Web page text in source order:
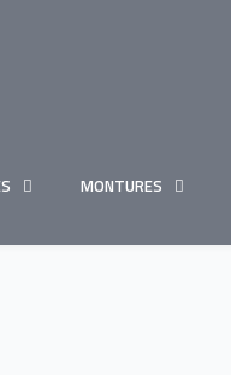
MONTURES